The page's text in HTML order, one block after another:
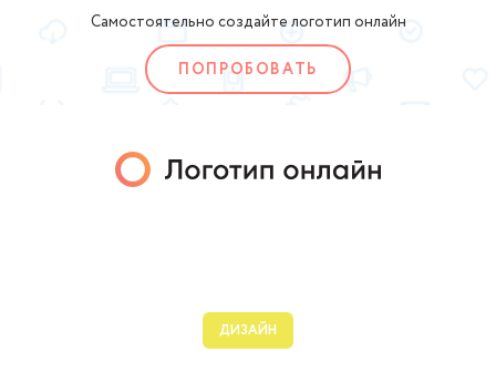
Самостоятельно создайте логотип онлайн
ПОПРОБОВАТЬ
ДИЗАЙН